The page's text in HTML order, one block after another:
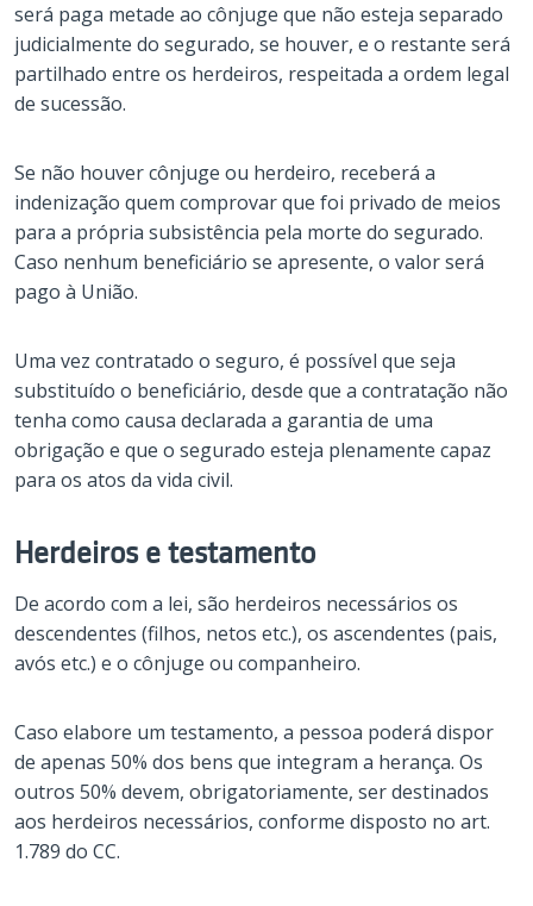
será paga metade ao cônjuge que não esteja separado
judicialmente do segurado, se houver, e o restante será
partilhado entre os herdeiros, respeitada a ordem legal
de sucessão.
Se não houver cônjuge ou herdeiro, receberá a
indenização quem comprovar que foi privado de meios
para a própria subsistência pela morte do segurado.
Caso nenhum beneficiário se apresente, o valor será
pago à União.
Uma vez contratado o seguro, é possível que seja
substituído o beneficiário, desde que a contratação não
tenha como causa declarada a garantia de uma
obrigação e que o segurado esteja plenamente capaz
para os atos da vida civil.
Herdeiros e testamento
De acordo com a lei, são herdeiros necessários os
descendentes (filhos, netos etc.), os ascendentes (pais,
avós etc.) e o cônjuge ou companheiro.
Caso elabore um testamento, a pessoa poderá dispor
de apenas 50% dos bens que integram a herança. Os
outros 50% devem, obrigatoriamente, ser destinados
aos herdeiros necessários, conforme disposto no art.
1.789 do CC.